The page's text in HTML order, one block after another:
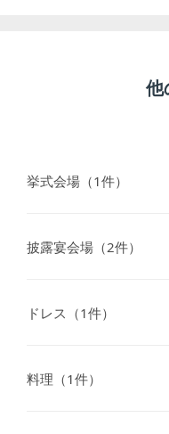
他
挙式会場 （1件）
披露宴会場 （2件）
ドレス （1件）
料理 （1件）